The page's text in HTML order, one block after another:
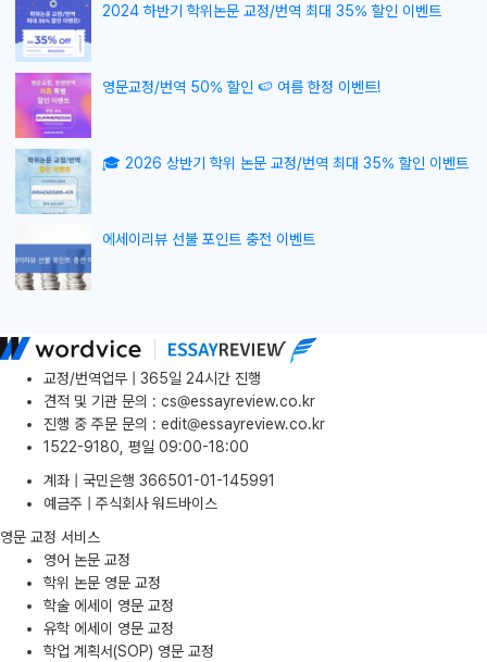
2024 하반기 학위논문 교정/번역 최대 35% 할인 이벤트
영문교정/번역 50% 할인 🍉 여름 한정 이벤트!
🎓 2026 상반기 학위 논문 교정/번역 최대 35% 할인 이벤트
에세이리뷰 선불 포인트 충전 이벤트
교정/번역업무 | 365일 24시간 진행
견적 및 기관 문의 : cs@essayreview.co.kr
진행 중 주문 문의 : edit@essayreview.co.kr
1522-9180, 평일 09:00-18:00
계좌 | 국민은행 366501-01-145991
예금주 | 주식회사 워드바이스
영문 교정 서비스
영어 논문 교정
학위 논문 영문 교정
학술 에세이 영문 교정
유학 에세이 영문 교정
학업 계획서(SOP) 영문 교정